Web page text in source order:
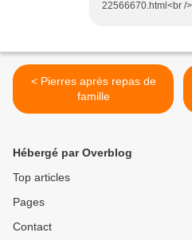
22566670.html<br /
< Pierres après repas de
famille
Hébergé par Overblog
Top articles
Pages
Contact